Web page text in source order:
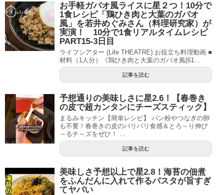
お手軽ガパオ風ライスに星２つ！10分で
1食レシピ「鶏ひき肉と大葉のガパオ
風」を若井めぐみさん（料理研究家）が
実演！ 10分で1食リアルタイムレシピ
PART15-3日目
ライフシアター (Life THEATRE):お役立ち料理動画 ■
材料（1人分）《鶏ひき肉と大葉のガパオ風(61...
記事を読む
予想通りの美味しさに星2.6！【春巻き
の皮で超カンタンにチーズスティック】
まるみキッチン【簡単レシピ】 パン粉やつなぎの卵
も不要！春巻きの皮のパリパリ食感＆とろ～り伸び
～るチ～ズをぜひ！ ...
記事を読む
美味しさ予想以上で星2.8！海苔の佃煮
をふんだんに入れて作るパスタが旨すぎ
てヤバい